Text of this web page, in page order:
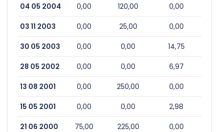
04 05 2004 0,00 120,00 0,00
03 11 2003 0,00 25,00 0,00
30 05 2003 0,00 0,00 14,75
28 05 2002 0,00 0,00 6,97
13 08 2001 0,00 250,00 0,00
15 05 2001 0,00 0,00 2,98
21 06 2000 75,00 225,00 0,00